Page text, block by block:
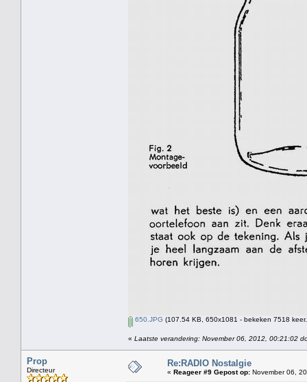
650.JPG (107.54 KB, 650x1081 - bekeken 7518
« Laatste verandering: November 06, 2012, 00:21:02
Prop
Directeur
Re:RADIO Nostalgie
« Reageer #9 Gepost op: November 06,